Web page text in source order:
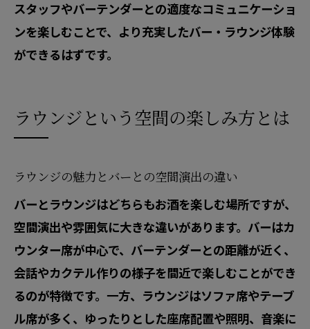
スタッフやバーテンダーとの適度なコミュニケーショ
ンを楽しむことで、より充実したバー・ラウンジ体験
ができるはずです。
ラウンジという空間の楽しみ方とは
ラウンジの魅力とバーとの空間演出の違い
バーとラウンジはどちらもお酒を楽しむ場所ですが、
空間演出や雰囲気に大きな違いがあります。バーはカ
ウンター席が中心で、バーテンダーとの距離が近く、
会話やカクテル作りの様子を間近で楽しむことができ
るのが特徴です。一方、ラウンジはソファ席やテーブ
ル席が多く、ゆったりとした座席配置や照明、音楽に